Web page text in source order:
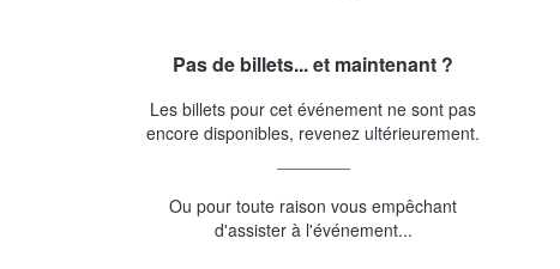
Pas de billets... et maintenant ?
Les billets pour cet événement ne sont pas
encore disponibles, revenez ultérieurement.
Ou pour toute raison vous empêchant
d'assister à l'événement...